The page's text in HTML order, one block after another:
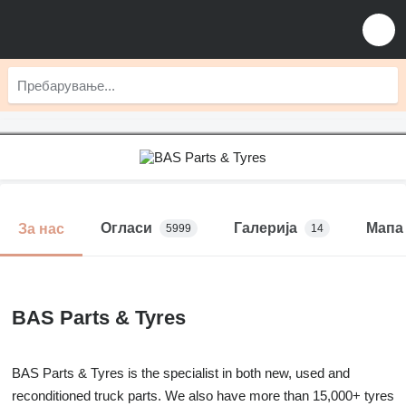
За нас Огласи 5999 Галерија 14 Мапа
BAS Parts & Tyres
BAS Parts & Tyres is the specialist in both new, used and
reconditioned truck parts. We also have more than 15,000+ tyres